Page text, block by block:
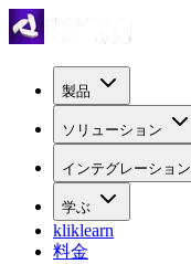
製品
ソリューション
インテグレーション
学ぶ
kliklearn
料金